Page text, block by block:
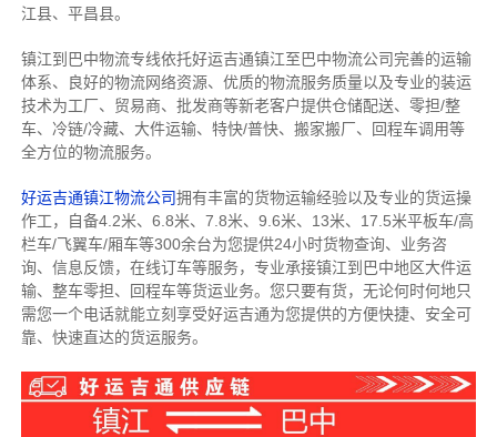
江县、平昌县。
镇江到巴中物流专线依托好运吉通镇江至巴中物流公司完善的运输
体系、良好的物流网络资源、优质的物流服务质量以及专业的装运
技术为工厂、贸易商、批发商等新老客户提供仓储配送、零担/整
车、冷链/冷藏、大件运输、特快/普快、搬家搬厂、回程车调用等
全方位的物流服务。
好运吉通镇江物流公司拥有丰富的货物运输经验以及专业的货运操
作工，自备4.2米、6.8米、7.8米、9.6米、13米、17.5米平板车/高
栏车/飞翼车/厢车等300余台为您提供24小时货物查询、业务咨
询、信息反馈，在线订车等服务， 专业承接镇江到巴中地区大件运
输、整车零担、回程车等货运业务。 您只要有货，无论何时何地只
需您一个电话就能立刻享受好运吉通为您提供的方便快捷、安全可
靠、快速直达的货运服务。